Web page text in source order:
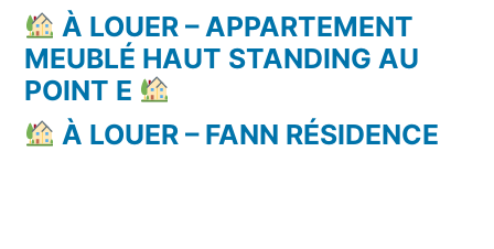
À LOUER – APPARTEMENT
MEUBLÉ HAUT STANDING AU
POINT E
À LOUER – FANN RÉSIDENCE